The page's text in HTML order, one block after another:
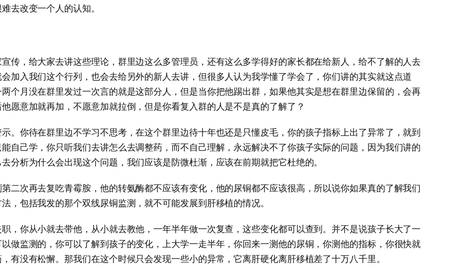
去改变一个人的认知。
传，给大家去讲这些理论，群里边这么多管理员，还有这么多学得好的家长都在给新人，给不了解的人去
加入我们这个行列，也会去给另外的新人去讲，但很多人认为我学懂了学会了，你们讲的其实就这点道
个月没在群里发过一次言的就是这部分人，但是当你把他踢出群，如果他其实是想在群里边保留的，会再
愿意加就再加，不愿意加就拉倒，但是你看复入群的人是不是真的了解了？
。你待在群里边不学习不思考，在这个群里边待十年也还是只懂皮毛，你的孩子指标上出了异常了，就到
自己学，你只听我们去讲怎么去调整药，而不自己理解，永远解决不了你孩子实际的问题，因为我们讲的
分析为什么会出现这个问题，我们应该是防微杜渐，应该在前期就把它杜绝的。
二次再去复吃青霉胺，他的转氨酶都不应该有变化，他的尿铜都不应该很高，所以说你如果真的了解我们
，包括我发的那个双线尿铜监测，就不可能发展到肝移植的情况。
，你从小就去带他，从小就去教他，一年半年做一次复查，这些变化都可以查到。并不是说孩子长大了一
做监测的，你可以了解到孩子的变化，上大学一走半年，你回来一测他的尿铜，你测他的指标，你很快就
有没有松懈。那我们在这个时候只会发现一些小的异常，它离肝硬化离肝移植差了十万八千里。